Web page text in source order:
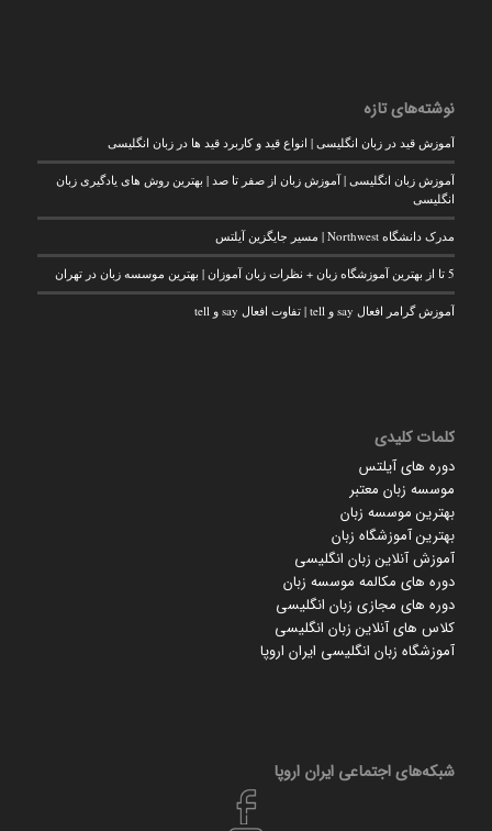
نوشته‌های تازه
آموزش قید در زبان انگلیسی | انواع قید و کاربرد قید ها در زبان انگلیسی
آموزش زبان انگلیسی | آموزش زبان از صفر تا صد | بهترین روش های یادگیری زبان
انگلیسی
مدرک دانشگاه Northwest | مسیر جایگزین آیلتس
5 تا از بهترین آموزشگاه زبان + نظرات زبان آموزان | بهترین موسسه زبان در تهران
آموزش گرامر افعال say و tell | تفاوت افعال say و tell
کلمات کلیدی
دوره های آیلتس
موسسه زبان معتبر
بهترین موسسه زبان
بهترین آموزشگاه زبان
آموزش آنلاین زبان انگلیسی
دوره های مکالمه موسسه زبان
دوره های مجازی زبان انگلیسی
کلاس های آنلاین زبان انگلیسی
آموزشگاه زبان انگلیسی ایران اروپا
شبکه‌های اجتماعی ایران‌ اروپا